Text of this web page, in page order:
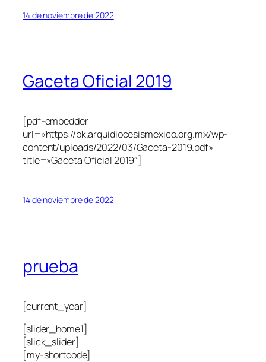
14 de noviembre de 2022
Gaceta Oficial 2019
[pdf-embedder
url=»https://bk.arquidiocesismexico.org.mx/wp-
content/uploads/2022/03/Gaceta-2019.pdf»
title=»Gaceta Oficial 2019″]
14 de noviembre de 2022
prueba
[current_year]
[slider_home1]
[slick_slider]
[my-shortcode]